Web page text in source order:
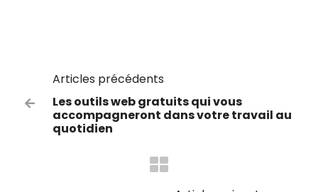

Articles précédents
Les outils web gratuits qui vous
accompagneront dans votre travail au
quotidien